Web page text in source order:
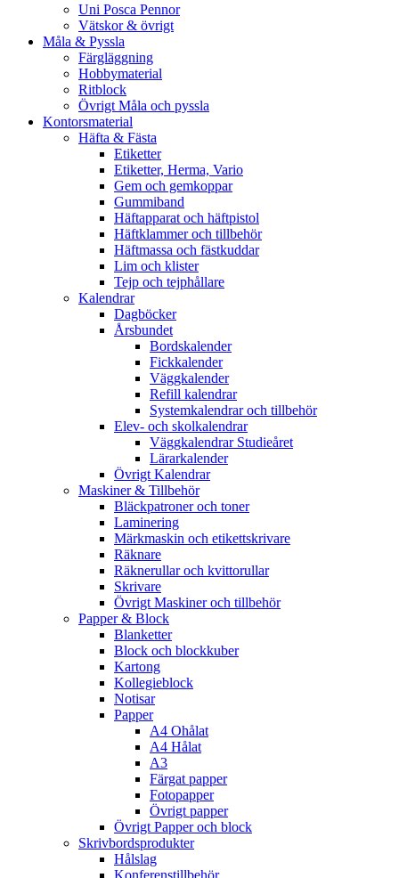
Uni Posca Pennor
Vätskor & övrigt
Måla & Pyssla
Färgläggning
Hobbymaterial
Ritblock
Övrigt Måla och pyssla
Kontorsmaterial
Häfta & Fästa
Etiketter
Etiketter, Herma, Vario
Gem och gemkoppar
Gummiband
Häftapparat och häftpistol
Häftklammer och tillbehör
Häftmassa och fästkuddar
Lim och klister
Tejp och tejphållare
Kalendrar
Dagböcker
Årsbundet
Bordskalender
Fickkalender
Väggkalender
Refill kalendrar
Systemkalendrar och tillbehör
Elev- och skolkalendrar
Väggkalendrar Studieåret
Lärarkalender
Övrigt Kalendrar
Maskiner & Tillbehör
Bläckpatroner och toner
Laminering
Märkmaskin och etikettskrivare
Räknare
Räknerullar och kvittorullar
Skrivare
Övrigt Maskiner och tillbehör
Papper & Block
Blanketter
Block och blockkuber
Kartong
Kollegieblock
Notisar
Papper
A4 Ohålat
A4 Hålat
A3
Färgat papper
Fotopapper
Övrigt papper
Övrigt Papper och block
Skrivbordsprodukter
Hålslag
Konferenstillbehör